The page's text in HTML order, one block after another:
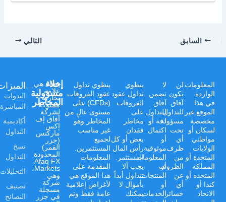
السابق التالي
الميزات
الندوات
المباشرة
أكاديمية
التداول
نسخ
التداول
التحليلات
تصنيف
النصائح
Afaq هي
علامة
تجارية
مملوكة
لشركة
آفاق إف
إكس
ماركتس
(جزر
القمر)
المحدودة
Afaq FX
Markets،
وهي
شركة
مسجلة
في جزر
إخلاء
مسؤولية
المخاطر
ينطوي تداول
عقود الفروقات
(CFDs) على
مستوى عالٍ من
المخاطر وهو
غير مناسب
لجميع
المستثمرين.
المعلومات
المقدمة على
هذا الموقع هي
لأغراض إعلامية
عامة فقط وتم
ينطوي
تداول عقود
الفروقات
على
مخاطر
فقدان
بعض أو كل
رأس المال
المستثمر.
يجب ألا
تتداول أبداً
بأموال لا
يمكنك
لا
تضمن
آفاق
للتداول
دقة أو
اكتمال
أو
موثوقية
المعلومات
أو
المنتجات
أو
الخدمات
لن
تكون
آفاق
للتداول
مسؤولة
تحت
أي
ظرف
من
الظروف
عن
أي
خسائر
المعلومات
الواردة
في هذا
الموقع غير
مخصصة
لسكان أو
مواطني
الولايات
المتحدة أو
المملكه
المتحده أو
كندا أو
الاتحاد